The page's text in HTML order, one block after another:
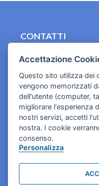
CONTATTI
Cookies e
Accettazione
Questo sito utilizza dei
vengono memorizzati
dell'utente (computer,
migliorare l'esperienza
nostri servizi, accetti
nostra. I cookie
consenso.
Personalizza